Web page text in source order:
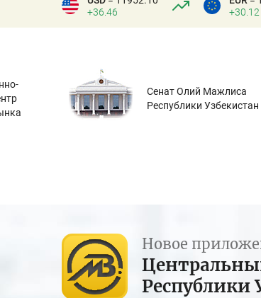
+36.46
+30.12
Сенат Олий Мажлиса
Республики Узбекистан
Новое
Республики